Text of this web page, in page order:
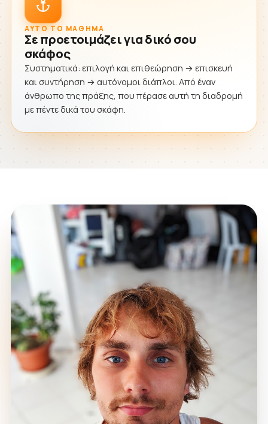
ΑΥΤΌ ΤΟ ΜΆΘΗΜΑ
Σε προετοιμάζει για δικό σου
σκάφος
Συστηματικά: επιλογή και επιθεώρηση → επισκευή
και συντήρηση → αυτόνομοι διάπλοι. Από έναν
άνθρωπο της πράξης, που πέρασε αυτή τη διαδρομή
με πέντε δικά του σκάφη.